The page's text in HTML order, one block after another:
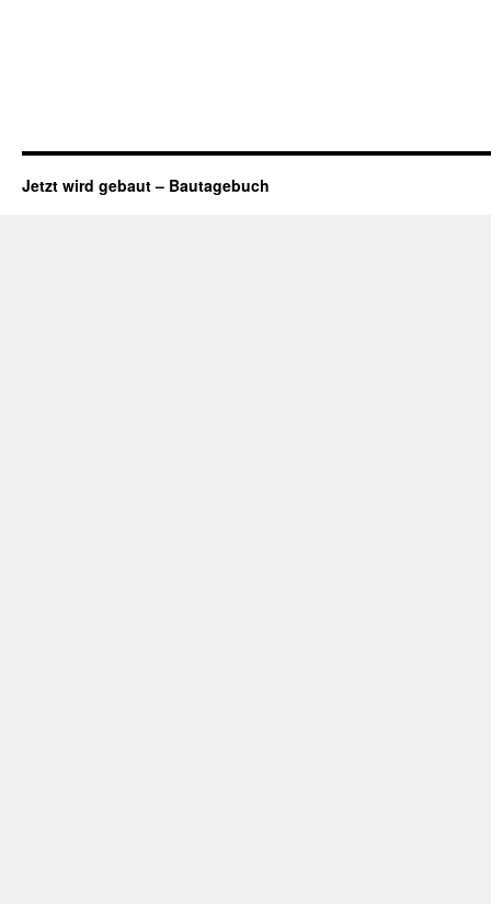
Jetzt wird gebaut – Bautagebuch